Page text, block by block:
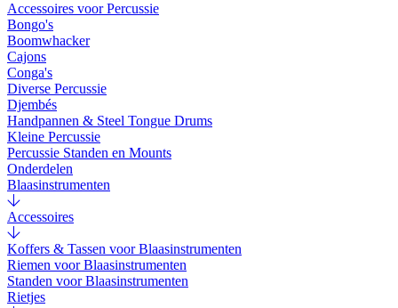
Accessoires voor Percussie
Bongo's
Boomwhacker
Cajons
Conga's
Diverse Percussie
Djembés
Handpannen & Steel Tongue Drums
Kleine Percussie
Percussie Standen en Mounts
Onderdelen
Blaasinstrumenten
Accessoires
Koffers & Tassen voor Blaasinstrumenten
Riemen voor Blaasinstrumenten
Standen voor Blaasinstrumenten
Rietjes